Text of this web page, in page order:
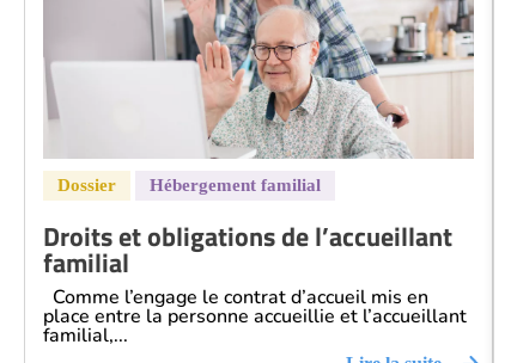
Droits et obligations de l’accueillant
familial
Comme l’engage le contrat d’accueil mis en
place entre la personne accueillie et l’accueillant
familial,...